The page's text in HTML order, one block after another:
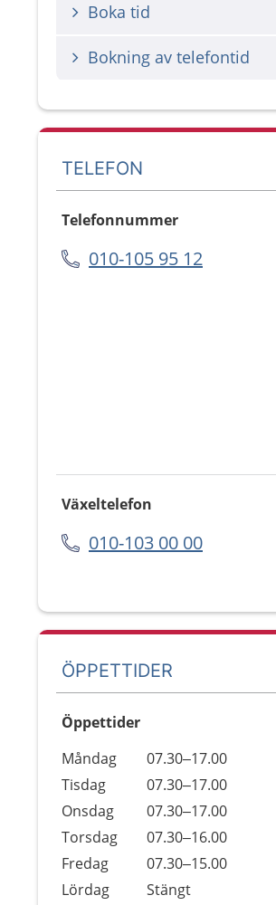
Boka tid
Bokning av telefontid
TELEFON
Telefonnummer
010-105 95 12
Växeltelefon
010-103 00 00
ÖPPETTIDER
Öppettider
Dag
Öppettider
Kommentarer
Måndag
07.30–17.00
Tisdag
07.30–17.00
Onsdag
07.30–17.00
Torsdag
07.30–16.00
Fredag
07.30–15.00
Lördag
Stängt